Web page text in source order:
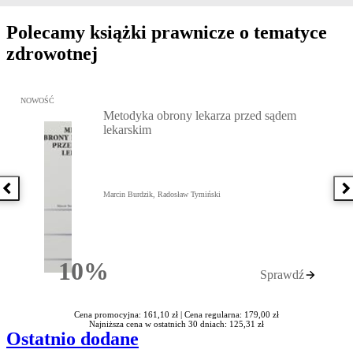
Polecamy książki prawnicze o tematyce
zdrowotnej
Poprzednia książka
Przejdź do: Metodyka obrony lekarza przed sądem lekarskim,
NOWOŚĆ
10%Rabatu
Metodyka obrony lekarza przed sądem
lekarskim
Marcin Burdzik, Radosław Tymiński
Sprawdź
Cena promocyjna: 161,10 zł | Cena regularna: 179,00 zł
Najniższa cena w ostatnich 30 dniach: 125,31 zł
Ostatnio dodane